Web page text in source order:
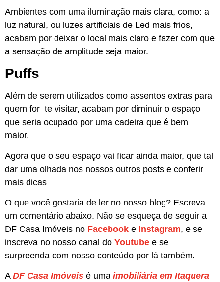
Ambientes com uma iluminação mais clara, como: a
luz natural, ou luzes artificiais de Led mais frios,
acabam por deixar o local mais claro e fazer com que
a sensação de amplitude seja maior.
Puffs
Além de serem utilizados como assentos extras para
quem for te visitar, acabam por diminuir o espaço
que seria ocupado por uma cadeira que é bem
maior.
Agora que o seu espaço vai ficar ainda maior, que tal
dar uma olhada nos nossos outros posts e conferir
mais dicas
O que você gostaria de ler no nosso blog? Escreva
um comentário abaixo. Não se esqueça de seguir a
DF Casa Imóveis no Facebook e Instagram, e se
inscreva no nosso canal do Youtube e se
surpreenda com nosso conteúdo por lá também.
A DF Casa Imóveis é uma imobiliária em Itaquera